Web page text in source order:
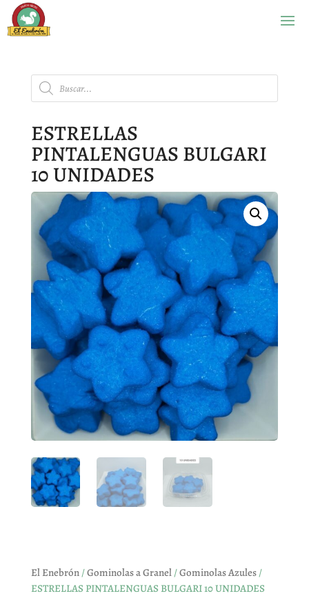
Búsqueda
de
productos
ESTRELLAS
PINTALENGUAS BULGARI
10 UNIDADES
El Enebrón/Gominolas a Granel/Gominolas Azules/
ESTRELLAS PINTALENGUAS BULGARI 10 UNIDADES